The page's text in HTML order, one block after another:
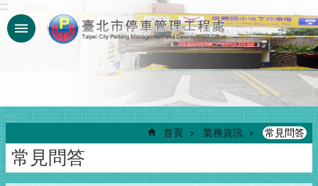
跳到主要內容區塊
:::
:::
首頁 業務資訊 常見問答
常見問答